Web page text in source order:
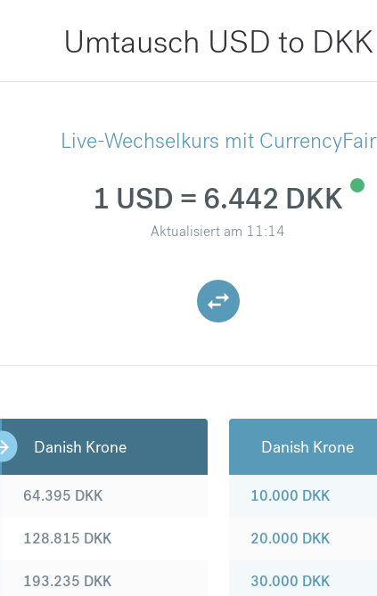
Umtausch USD to DKK
Live-Wechselkurs mit CurrencyFair
1 USD = 6.442 DKK
Aktualisiert am 11:14
Danish Krone
64.395 DKK
128.815 DKK
193.235 DKK
Danish Krone
10.000 DKK
20.000 DKK
30.000 DKK